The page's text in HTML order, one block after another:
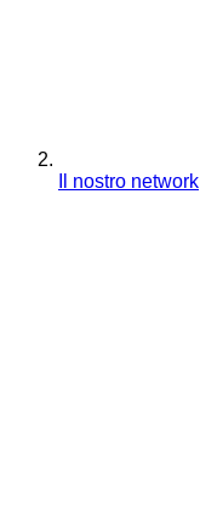
Il nostro network